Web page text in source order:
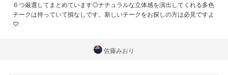
６つ厳選してまとめています◎ナチュラルな立体感を演出してくれる多色
チークは持っていて損なしです。新しいチークをお探しの方は必見ですよ
♡
佐藤みおり